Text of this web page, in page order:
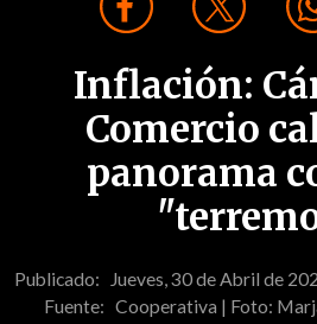
Inflación:
Comercio
panorama
Publicado: Jueves, 30 de Abril de
Fuente: Cooperativa | Foto: